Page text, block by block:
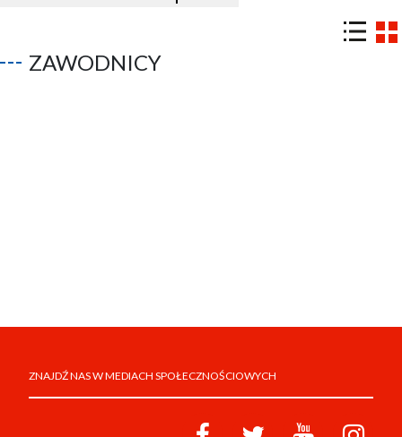
ZAWODNICY
ZNAJDŹ NAS W MEDIACH SPOŁECZNOŚCIOWYCH